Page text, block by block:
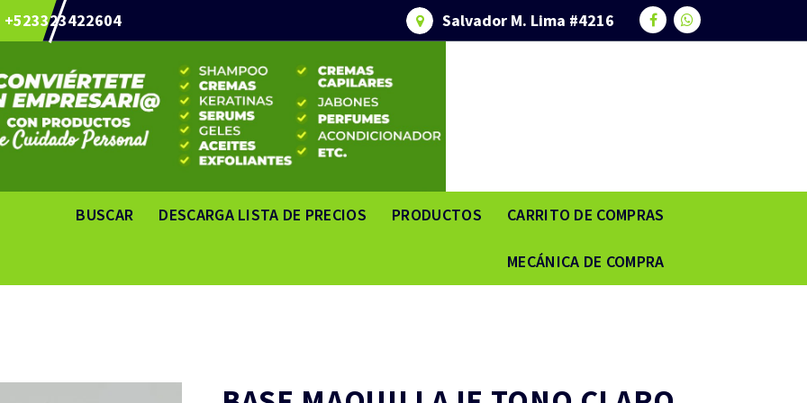
+523323422604 Salvador M. Lima #4216
BUSCAR DESCARGA LISTA DE PRECIOS PRODUCTOS CARRITO DE COMPRAS
MECÁNICA DE COMPRA